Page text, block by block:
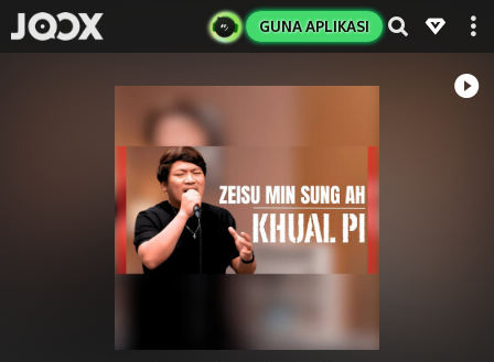
GUNA APLIKASI